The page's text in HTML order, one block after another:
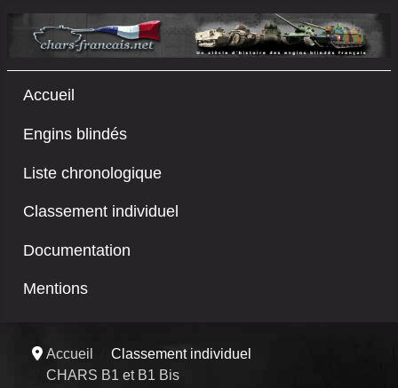
Accueil
Engins blindés
Liste chronologique
Classement individuel
Documentation
Mentions
Accueil
Classement individuel
CHARS B1 et B1 Bis